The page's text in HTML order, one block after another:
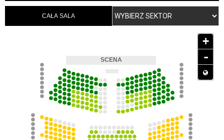
CAŁA SALA
+
-